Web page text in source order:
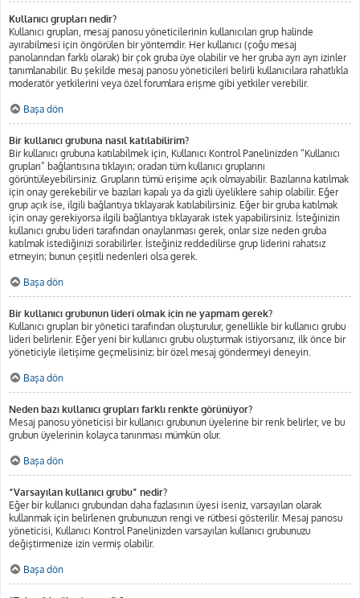
Kullanıcı grupları nedir?
Kullanıcı grupları, mesaj panosu yöneticilerinin kullanıcıları grup halinde
ayırabilmesi için öngörülen bir yöntemdir. Her kullanıcı (çoğu mesaj
panolarından farklı olarak) bir çok gruba üye olabilir ve her gruba ayrı ayrı izinler
tanımlanabilir. Bu şekilde mesaj panosu yöneticileri belirli kullanıcılara rahatlıkla
moderatör yetkilerini veya özel forumlara erişme gibi yetkiler verebilir.
Başa dön
Bir kullanıcı grubuna nasıl katılabilirim?
Bir kullanıcı grubuna katılabilmek için, Kullanıcı Kontrol Panelinizden “Kullanıcı
grupları” bağlantısına tıklayın; oradan tüm kullanıcı gruplarını
görüntüleyebilirsiniz. Grupların tümü erişime açık olmayabilir. Bazılarına katılmak
için onay gerekebilir ve bazıları kapalı ya da gizli üyeliklere sahip olabilir. Eğer
grup açık ise, ilgili bağlantıya tıklayarak katılabilirsiniz. Eğer bir gruba katılmak
için onay gerekiyorsa ilgili bağlantıya tıklayarak istek yapabilirsiniz. İsteğinizin
kullanıcı grubu lideri tarafından onaylanması gerek, onlar size neden gruba
katılmak istediğinizi sorabilirler. İsteğiniz reddedilirse grup liderini rahatsız
etmeyin; bunun çeşitli nedenleri olsa gerek.
Başa dön
Bir kullanıcı grubunun lideri olmak için ne yapmam gerek?
Kullanıcı grupları bir yönetici tarafından oluşturulur, genellikle bir kullanıcı grubu
lideri belirlenir. Eğer yeni bir kullanıcı grubu oluşturmak istiyorsanız, ilk önce bir
yöneticiyle iletişime geçmelisiniz; bir özel mesaj göndermeyi deneyin.
Başa dön
Neden bazı kullanıcı grupları farklı renkte görünüyor?
Mesaj panosu yöneticisi bir kullanıcı grubunun üyelerine bir renk belirler, ve bu
grubun üyelerinin kolayca tanınması mümkün olur.
Başa dön
“Varsayılan kullanıcı grubu” nedir?
Eğer bir kullanıcı grubundan daha fazlasının üyesi iseniz, varsayılan olarak
kullanmak için belirlenen grubunuzun rengi ve rütbesi gösterilir. Mesaj panosu
yöneticisi, Kullanıcı Kontrol Panelinizden varsayılan kullanıcı grubunuzu
değiştirmenize izin vermiş olabilir.
Başa dön